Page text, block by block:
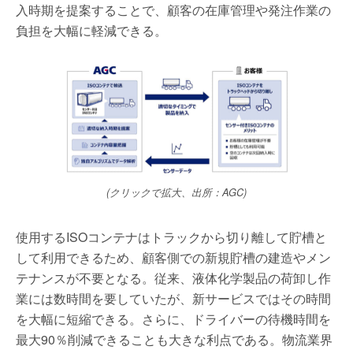
入時期を提案することで、顧客の在庫管理や発注作業の
負担を大幅に軽減できる。
(クリックで拡大、出所：AGC)
使用するISOコンテナはトラックから切り離して貯槽と
して利用できるため、顧客側での新規貯槽の建造やメン
テナンスが不要となる。従来、液体化学製品の荷卸し作
業には数時間を要していたが、新サービスではその時間
を大幅に短縮できる。さらに、ドライバーの待機時間を
最大90％削減できることも大きな利点である。物流業界